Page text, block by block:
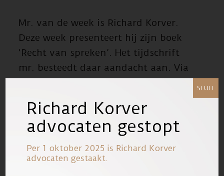
Mr. van de week is Richard Korver.
Deze week presenteert hij zijn boek
‘Recht van spreken’. Het tijdschrift
mr. besteedt daar aandacht aan. Via
15/10/2012Link
Richard Korver
advocaten gestopt
Per 1 oktober 2025 is Richard Korver
advocaten gestaakt.
SLUIT